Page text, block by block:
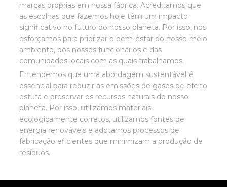
marcas próprias em nossa fábrica. Acreditamos que
as escolhas que fazemos hoje têm um impacto
significativo no futuro do nosso planeta. Por isso, nos
esforçamos para priorizar o bem-estar do nosso meio
ambiente, dos nossos funcionários e das
comunidades locais com as quais trabalhamos.
Entendemos que uma abordagem sustentável é
essencial para reduzir as emissões de gases de efeito
estufa e preservar os recursos naturais do nosso
planeta. Por isso, utilizamos materiais
ecologicamente corretos, utilizamos fontes de
energia renováveis ​​e adotamos processos de
fabricação eficientes que minimizam a produção de
resíduos.